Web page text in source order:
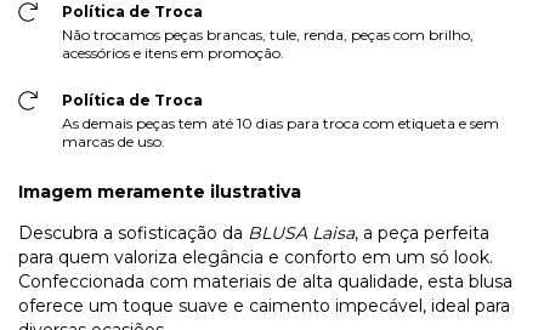
Política de Troca
Não trocamos peças brancas, tule, renda, peças com brilho,
acessórios e itens em promoção.
Política de Troca
As demais peças tem até 10 dias para troca com etiqueta e sem
marcas de uso.
Imagem meramente ilustrativa
Descubra a sofisticação da BLUSA Laisa, a peça perfeita
para quem valoriza elegância e conforto em um só look.
Confeccionada com materiais de alta qualidade, esta blusa
oferece um toque suave e caimento impecável, ideal para